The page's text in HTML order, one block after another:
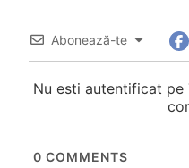
Abonează-te
Nu esti autentificat
0 COMMENTS